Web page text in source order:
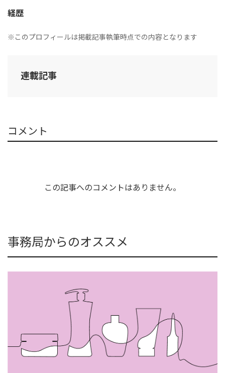
経歴
※このプロフィールは掲載記事執筆時点での内容となります
連載記事
コメント
この記事へのコメントはありません。
事務局からのオススメ